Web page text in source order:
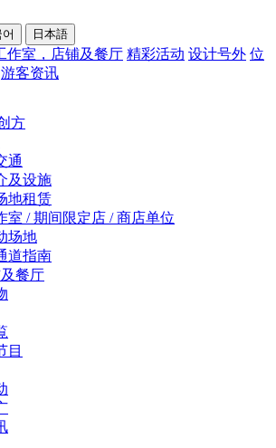
日本語
作室，店铺及餐厅 精彩活动 设计号外 位
游客资讯
方
通
及设施
地租赁
室 / 期间限定店 / 商店单位
场地
道指南
餐厅
目